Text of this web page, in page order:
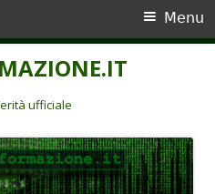
ufficiale
Menu